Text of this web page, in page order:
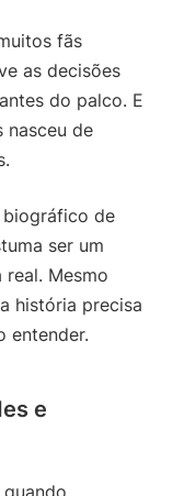
fãs
as decisões
do palco. E
nasceu de
biográfico de
ser um
Mesmo
história precisa
entender.
e